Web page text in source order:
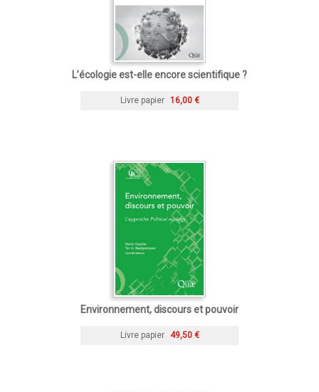
L’écologie est-elle encore scientifique ?
Livre papier 16,00 €
Environnement, discours et pouvoir
Livre papier 49,50 €